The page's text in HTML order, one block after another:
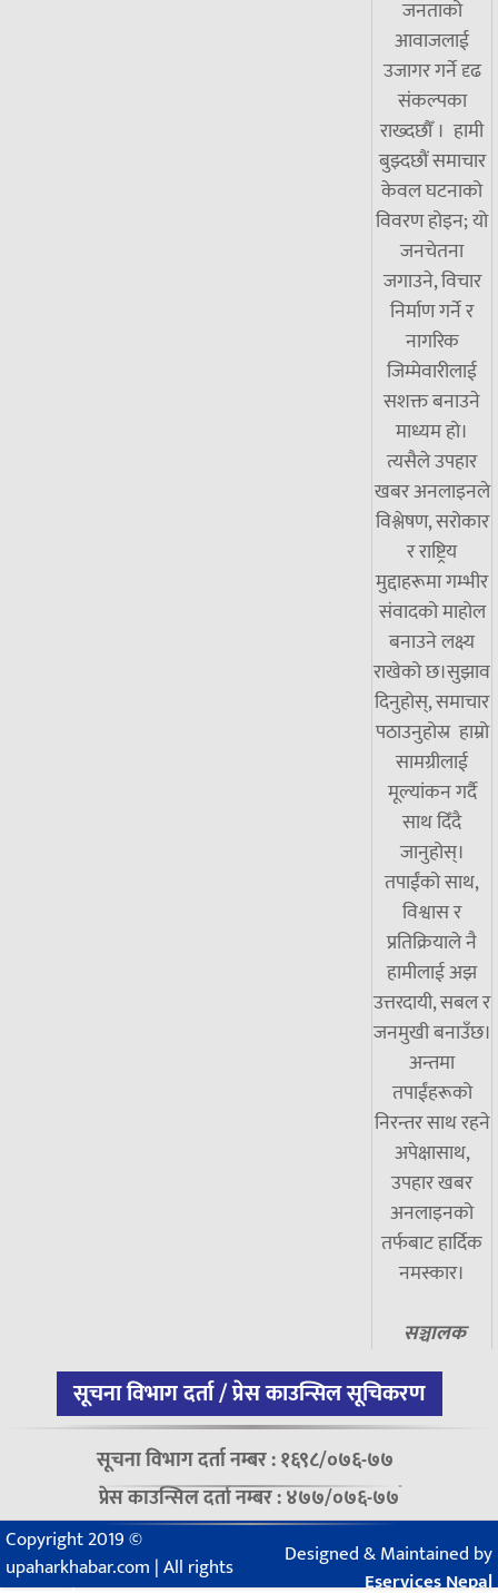
जनताको
आवाजलाई
उजागर गर्ने दृढ
संकल्पका
राख्दछौँ । हामी
बुझ्दछौं समाचार
केवल घटनाको
विवरण होइन; यो
जनचेतना
जगाउने, विचार
निर्माण गर्ने र
नागरिक
जिम्मेवारीलाई
सशक्त बनाउने
माध्यम हो।
त्यसैले उपहार
खबर अनलाइनले
विश्लेषण, सरोकार
र राष्ट्रिय
मुद्दाहरूमा गम्भीर
संवादको माहोल
बनाउने लक्ष्य
राखेको छ।सुझाव
दिनुहोस्, समाचार
पठाउनुहोस्र हाम्रो
सामग्रीलाई
मूल्यांकन गर्दै
साथ दिँदै
जानुहोस्।
तपाईंको साथ,
विश्वास र
प्रतिक्रियाले नै
हामीलाई अझ
उत्तरदायी, सबल र
जनमुखी बनाउँछ।
अन्तमा
तपाईंहरूको
निरन्तर साथ रहने
अपेक्षासाथ,
उपहार खबर
अनलाइनको
तर्फबाट हार्दिक
नमस्कार।
सञ्चालक
सूचना विभाग दर्ता / प्रेस काउन्सिल सूचिकरण
सूचना विभाग दर्ता नम्बर : १६९८/०७६-७७
प्रेस काउन्सिल दर्ता नम्बर : ४७७/०७६-७७
Copyright 2019 ©
upaharkhabar.com | All rights
Designed & Maintained by
Eservices Nepal